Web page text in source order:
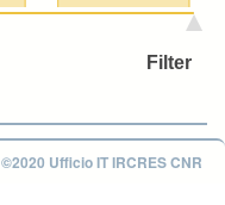
©2020 Ufficio IT IRCRES CNR